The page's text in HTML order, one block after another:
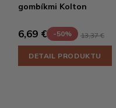
gombíkmi Kolton
6,69 € -50% 13,37 €
DETAIL PRODUKTU